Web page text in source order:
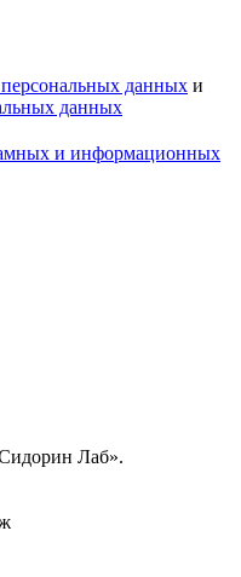
данных и
данных
и информационных
Лаб».